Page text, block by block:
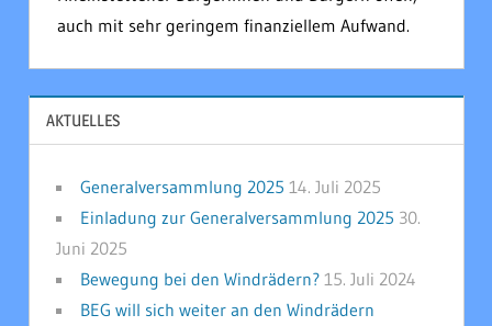
auch mit sehr geringem finanziellem Aufwand.
AKTUELLES
Generalversammlung 2025 14. Juli 2025
Einladung zur Generalversammlung 2025 30.
Juni 2025
Bewegung bei den Windrädern? 15. Juli 2024
BEG will sich weiter an den Windrädern